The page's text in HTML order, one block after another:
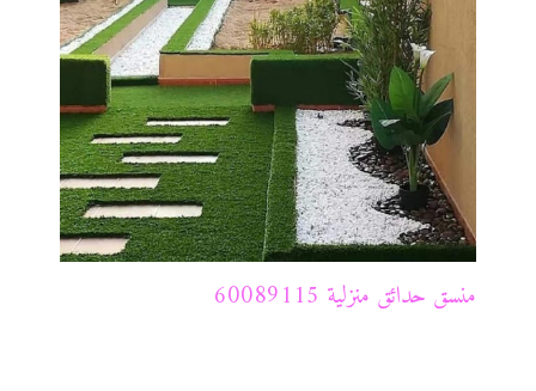
منسق حدائق منزلية 60089115